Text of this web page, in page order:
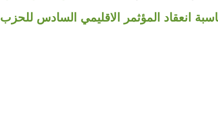
انعقاد المؤثمر الاقليمي السادس للحزب